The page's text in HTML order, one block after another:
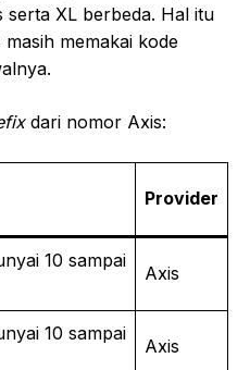
XL berbeda. Hal itu
memakai kode
dari nomor Axis:
Provider
10 sampai
Axis
10 sampai
Axis